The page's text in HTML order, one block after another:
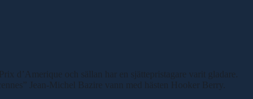
d’Amerique och sällan har en sjättepristagare varit gladare.
Jean-Michel Bazire vann med hästen Hooker Berry.